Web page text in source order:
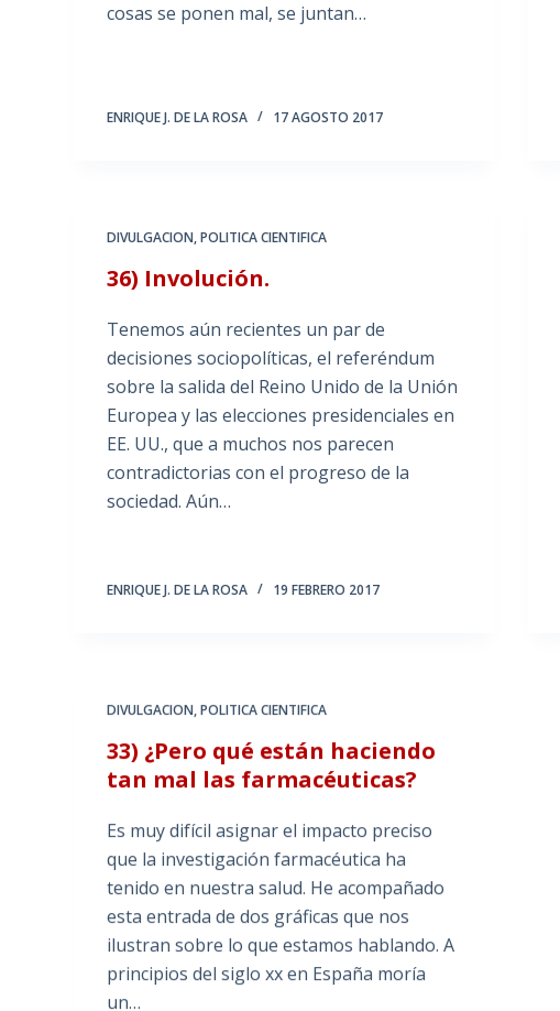
cosas se ponen mal, se juntan…
ENRIQUE J. DE LA ROSA 17 AGOSTO 2017
DIVULGACION,POLITICA CIENTIFICA
36) Involución.
Tenemos aún recientes un par de
decisiones sociopolíticas, el referéndum
sobre la salida del Reino Unido de la Unión
Europea y las elecciones presidenciales en
EE. UU., que a muchos nos parecen
contradictorias con el progreso de la
sociedad. Aún…
ENRIQUE J. DE LA ROSA 19 FEBRERO 2017
DIVULGACION,POLITICA CIENTIFICA
33) ¿Pero qué están haciendo
tan mal las farmacéuticas?
Es muy difícil asignar el impacto preciso
que la investigación farmacéutica ha
tenido en nuestra salud. He acompañado
esta entrada de dos gráficas que nos
ilustran sobre lo que estamos hablando. A
principios del siglo xx en España moría
un…